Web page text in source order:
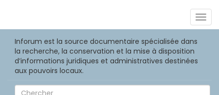
Inforum est la source documentaire spécialisée dans
la recherche, la conservation et la mise à disposition
d’informations juridiques et administratives destinées
aux pouvoirs locaux.